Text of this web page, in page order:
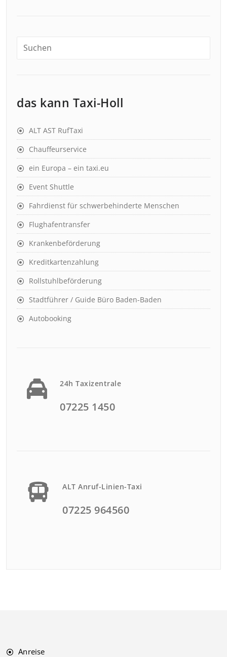
das kann Taxi-Holl
ALT AST RufTaxi
Chauffeurservice
ein Europa – ein taxi.eu
Event Shuttle
Fahrdienst für schwerbehinderte Menschen
Flughafentransfer
Krankenbeförderung
Kreditkartenzahlung
Rollstuhlbeförderung
Stadtführer / Guide Büro Baden-Baden
Autobooking
24h Taxizentrale
07225 1450
ALT Anruf-Linien-Taxi
07225 964560
Anreise